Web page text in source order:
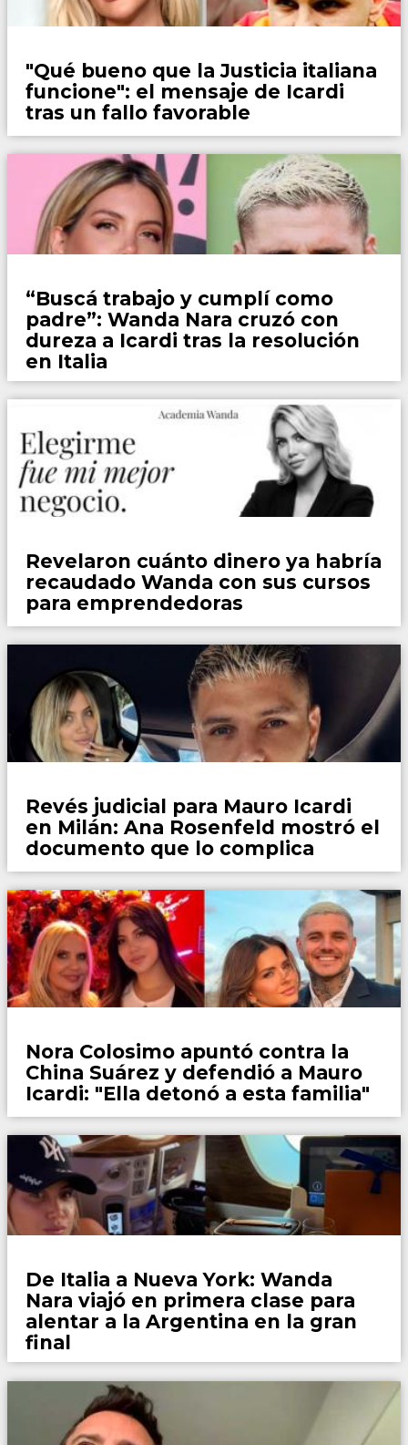
"Qué bueno que la Justicia italiana
funcione": el mensaje de Icardi
tras un fallo favorable
“Buscá trabajo y cumplí como
padre”: Wanda Nara cruzó con
dureza a Icardi tras la resolución
en Italia
Revelaron cuánto dinero ya habría
recaudado Wanda con sus cursos
para emprendedoras
Revés judicial para Mauro Icardi
en Milán: Ana Rosenfeld mostró el
documento que lo complica
Nora Colosimo apuntó contra la
China Suárez y defendió a Mauro
Icardi: "Ella detonó a esta familia"
De Italia a Nueva York: Wanda
Nara viajó en primera clase para
alentar a la Argentina en la gran
final